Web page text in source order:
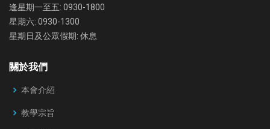
逢星期一至五: 0930-1800
星期六: 0930-1300
星期日及公眾假期: 休息
關於我們
本會介紹
教學宗旨